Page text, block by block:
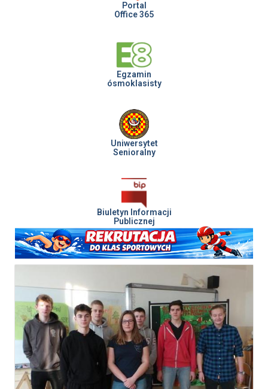
Portal
Office 365
Egzamin
ósmoklasisty
Uniwersytet
Senioralny
Biuletyn Informacji
Publicznej